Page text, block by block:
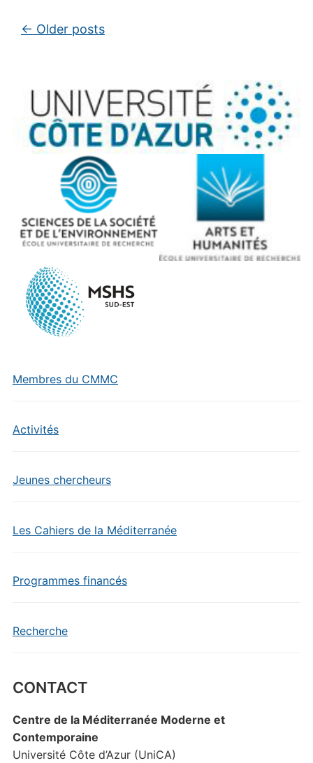
Membres du CMMC
Activités
Jeunes chercheurs
Les Cahiers de la Méditerranée
Programmes financés
Recherche
CONTACT
Centre de la Méditerranée Moderne et
Contemporaine
Université Côte d’Azur (UniCA)
Post navigation
← Older posts